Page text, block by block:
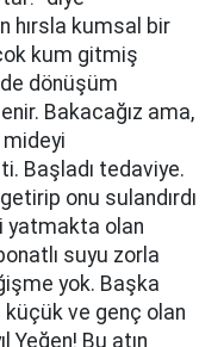
hırsla kumsal bir
kum gitmiş
dönüşüm
Bakacağız ama,
Başladı tedaviye.
onu sulandırdı
yatmakta olan
suyu zorla
yok. Başka
ve genç olan
Yeğen! Bu atın